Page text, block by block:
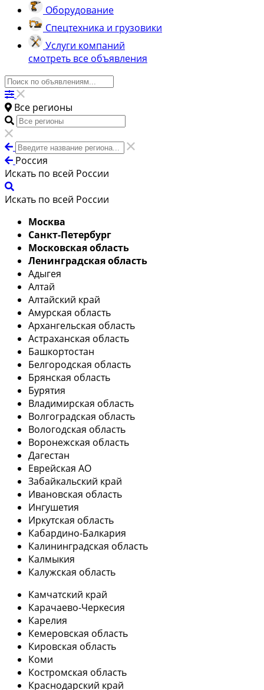
Оборудование
Спецтехника и грузовики
Услуги компаний
смотреть все объявления
Все регионы
Россия
Искать по всей России
Искать по всей России
Москва
Санкт-Петербург
Московская область
Ленинградская область
Адыгея
Алтай
Алтайский край
Амурская область
Архангельская область
Астраханская область
Башкортостан
Белгородская область
Брянская область
Бурятия
Владимирская область
Волгоградская область
Вологодская область
Воронежская область
Дагестан
Еврейская АО
Забайкальский край
Ивановская область
Ингушетия
Иркутская область
Кабардино-Балкария
Калининградская область
Калмыкия
Калужская область
Камчатский край
Карачаево-Черкесия
Карелия
Кемеровская область
Кировская область
Коми
Костромская область
Краснодарский край